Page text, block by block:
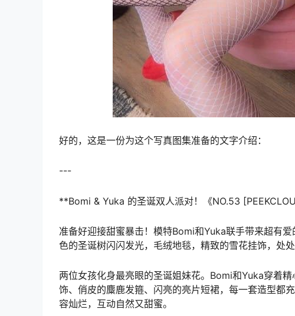
好的，这是一份为这个写真图集准备的文字介绍：
---
**Bomi & Yuka 的圣诞双人派对！《NO.53
准备好迎接甜蜜暴击！模特Bomi和Yuka联手带来超有
色的圣诞树闪闪发光，毛绒地毯，精致的雪花挂饰，处处
两位女孩化身最亮眼的圣诞姐妹花。Bomi和Yuka穿着
饰、俏皮的麋鹿发箍、闪亮的亮片短裙，每一套造型都
容灿烂，互动自然又甜蜜。